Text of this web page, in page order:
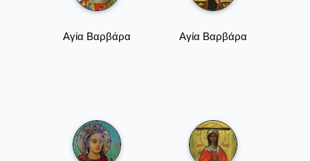
Αγία Βαρβάρα Αγία Βαρβάρα